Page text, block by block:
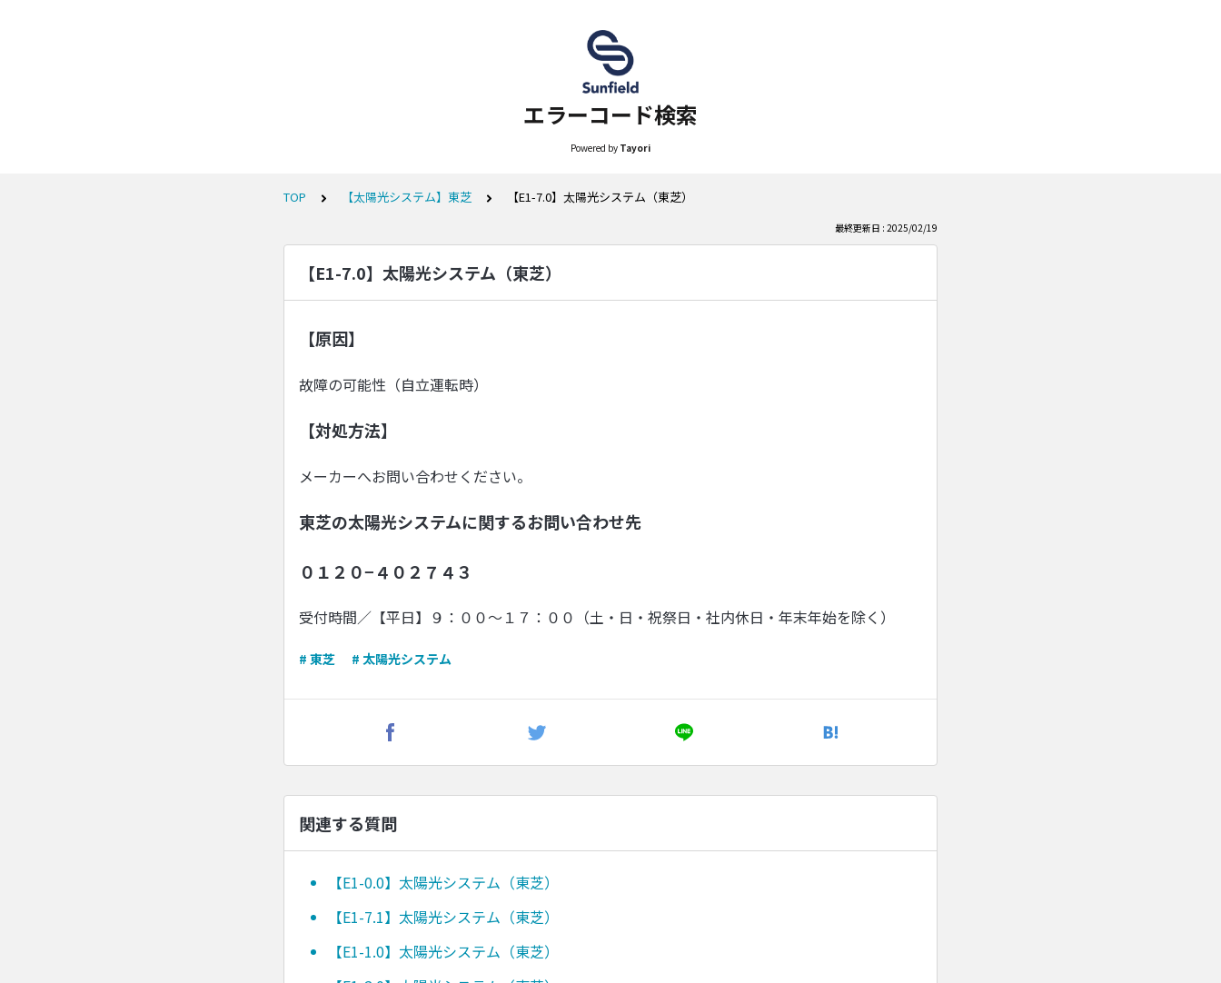
エラーコード検索
Powered by Tayori
TOP 【太陽光システム】東芝 【E1-7.0】太陽光システム（東芝）
最終更新日 : 2025/02/19
【E1-7.0】太陽光システム（東芝）
【原因】
故障の可能性（自立運転時）
【対処方法】
メーカーへお問い合わせください。
東芝の太陽光システムに関するお問い合わせ先
０１２０−４０２７４３
受付時間／【平日】９：００〜１７：００（土・日・祝祭日・社内休日・年末年始を除く）
# 東芝 # 太陽光システム
関連する質問
【E1-0.0】太陽光システム（東芝）
【E1-7.1】太陽光システム（東芝）
【E1-1.0】太陽光システム（東芝）